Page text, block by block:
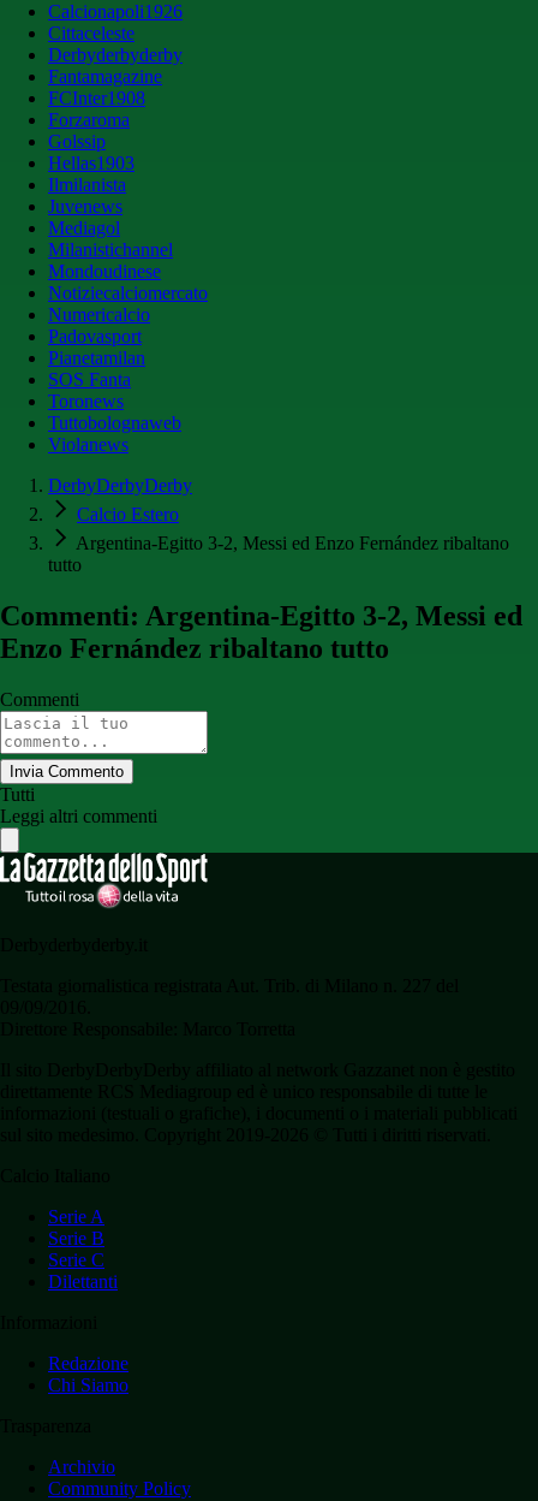
Calcionapoli1926
Cittaceleste
Derbyderbyderby
Fantamagazine
FCInter1908
Forzaroma
Golssip
Hellas1903
Ilmilanista
Juvenews
Mediagol
Milanistichannel
Mondoudinese
Notiziecalciomercato
Numericalcio
Padovasport
Pianetamilan
SOS Fanta
Toronews
Tuttobolognaweb
Violanews
DerbyDerbyDerby
Calcio Estero
Argentina-Egitto 3-2, Messi ed Enzo Fernández ribaltano
tutto
Commenti: Argentina-Egitto 3-2, Messi ed
Enzo Fernández ribaltano tutto
Commenti
Invia Commento
Tutti
Leggi altri commenti
Serie A
Serie B
Serie C
Dilettanti
Redazione
Chi Siamo
Archivio
Community Policy